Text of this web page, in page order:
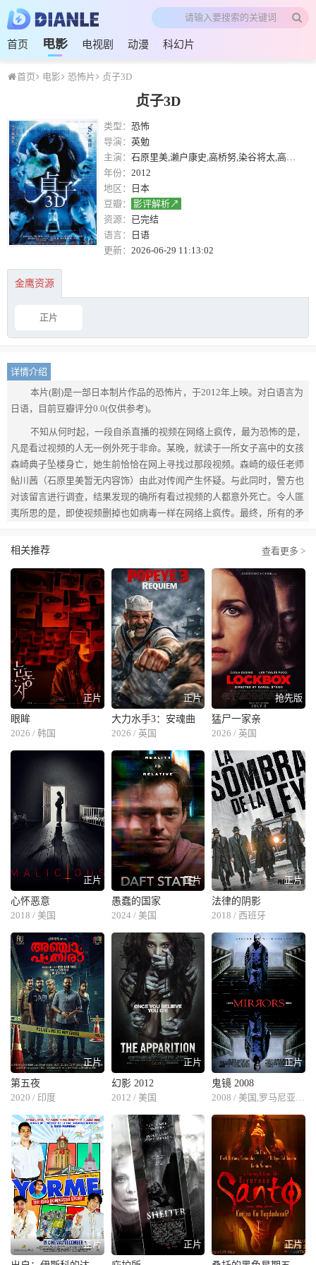
首页 电影 电视剧 动漫 科幻片
首页 电影 恐怖片 贞子3D
贞子3D
类型： 恐怖
导演： 英勉
主演： 石原里美,濑户康史,高桥努,染谷将太,高良光莉,山本裕典,田山凉成,桥本爱
年份： 2012
地区：
日本
豆瓣：
影评解析↗
资源： 已完结
语言：
日语
更新： 2026-06-29 11:13:02
金鹰资源
正片
详情介绍
本片(剧)是一部日本制片作品的恐怖片，于2012年上映。对白语言为
日语，目前豆瓣评分0.0(仅供参考)。
不知从何时起，一段自杀直播的视频在网络上疯传，最为恐怖的是，
凡是看过视频的人无一例外死于非命。某晚，就读于一所女子高中的女孩
森崎典子坠楼身亡，她生前恰恰在网上寻找过那段视频。森崎的级任老师
鲇川茜（石原里美暂无内容饰）由此对传闻产生怀疑。与此同时，警方也
对该留言进行调查，结果发现的确所有看过视频的人都意外死亡。令人匪
夷所思的是，即使视频删掉也如病毒一样在网络上疯传。最终，所有的矛
相关推荐
查看更多 >
正片
眼眸
2026 / 韩国
正片
大力水手3：安魂曲
2026 / 英国
抢先版
猛尸一家亲
2026 / 英国
正片
心怀恶意
2018 / 美国
正片
愚蠢的国家
2024 / 美国
正片
法律的阴影
2018 / 西班牙
正片
第五夜
2020 / 印度
正片
幻影 2012
2012 / 美国
正片
鬼镜 2008
正片
正片
正片